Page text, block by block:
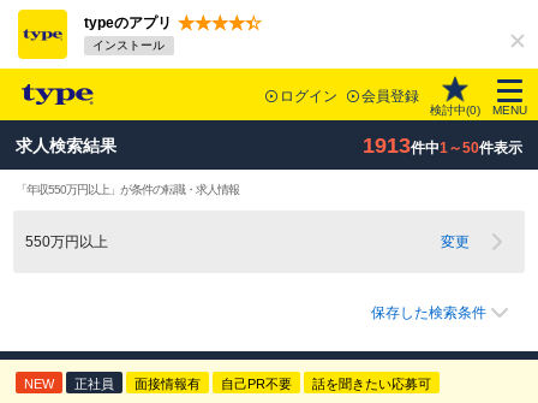
typeのアプリ
インストール
ログイン 会員登録
検討中(0) MENU
求人検索結果 1913件中1～50件表示
「年収550万円以上」が条件の転職・求人情報
550万円以上 変更
保存した検索条件
NEW 正社員 面接情報有 自己PR不要 話を聞きたい応募可